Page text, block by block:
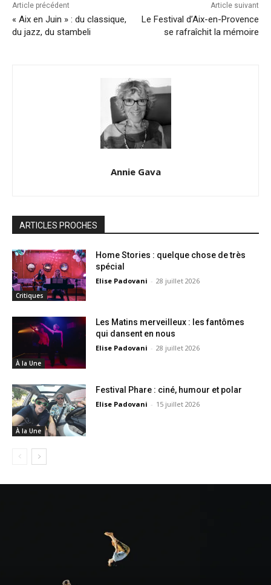
Article précédent
« Aix en Juin » : du classique,
du jazz, du stambeli
Article suivant
Le Festival d’Aix-en-Provence
se rafraîchit la mémoire
Annie Gava
ARTICLES PROCHES
Critiques
Home Stories : quelque chose de très
spécial
Elise Padovani - 28 juillet 2026
À la Une
Les Matins merveilleux : les fantômes
qui dansent en nous
Elise Padovani - 28 juillet 2026
À la Une
Festival Phare : ciné, humour et polar
Elise Padovani - 15 juillet 2026